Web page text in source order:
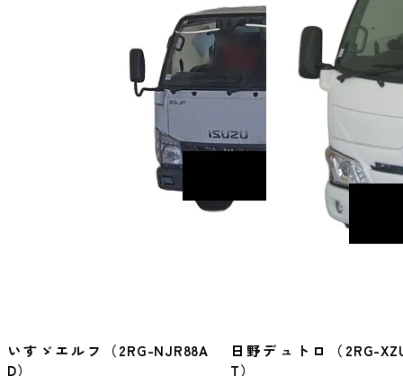
いすゞエルフ（2RG-NJR88A
D）
日野デュトロ（2RG-
T）